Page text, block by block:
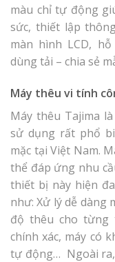
màu chỉ tự động
sức, thiết lập
màn hình LCD,
dùng tải – chia sẻ
Máy thêu vi tính
Máy thêu Tajima
sử dụng rất phổ
mặc tại Việt Nam.
thể đáp ứng nhu
thiết bị này hiện
như: Xử lý dễ dàng
độ thêu cho từng
chính xác, máy có
tự động… Ngoài